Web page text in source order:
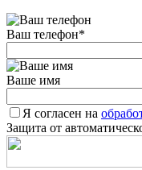
Ваш телефон*
Ваше имя
Я согласен на
Защита от